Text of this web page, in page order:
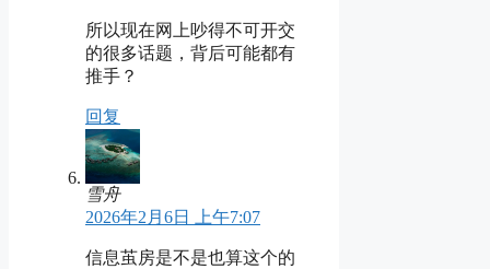
所以现在网上吵得不可开交
的很多话题，背后可能都有
推手？
回复
雪舟
2026年2月6日 上午7:07
信息茧房是不是也算这个的